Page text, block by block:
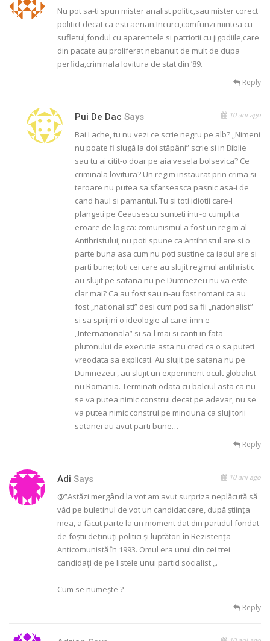
Nu pot sa-ti spun mister analist politic,sau mister corect
politict decat ca esti aerian.Incurci,comfunzi mintea cu
sufletul,fondul cu aparentele si patriotii cu jigodiile,care
din pacate au proliferat nebanuit de mult de dupa
perfida,criminala lovitura de stat din ’89.
Reply
Pui De Dac Says 10 ani ago
Bai Lache, tu nu vezi ce scrie negru pe alb? „Nimeni
nu poate fi slugă la doi stăpâni” scrie si in Biblie
sau tu ai citit-o doar pe aia vesela bolsevica? Ce
criminala lovitura? Un regim instaurat prin crima si
teroare nu putea sa sfarseasca pasnic asa-i de
cand haul si pamantul. Tu si toti idiotii care-l
plangeti pe Ceausescu sunteti intr-o cumplita
eroare de logica: comunismul a fost un regim al
Antihristului; nu poti spune ca Antihristul are si o
parte buna asa cum nu poti sustine ca iadul are si
parti bune; toti cei care au slujit regimul antihristic
au slujit pe satana nu pe Dumnezeu nu va este
clar mai? Ca au fost sau n-au fost romani ca au
fost „nationalisti” desi cum poti sa fii „nationalist”
si sa sprijini o ideologie al carei imn e
„Internationala” si sa-l mai si canti in fata
plutonului de executie asta nu cred ca o sa puteti
vreodata sa explicati. Au slujit pe satana nu pe
Dumnezeu , au slujit un experiment ocult globalist
nu Romania. Terminati odata cu balciul asta ca nu
se va putea nimic construi decat pe adevar, nu se
va putea nimic construi pe minciuna ca slujitorii
satanei au avut parti bune…
Reply
Adi Says 10 ani ago
@”Astăzi mergând la vot am avut surpriza neplăcută să
văd pe buletinul de vot un candidat care, după știința
mea, a făcut parte la un moment dat din partidul fondat
de foștii deținuți politici și luptători în Rezistența
Anticomunistă în 1993. Omul era unul din cei trei
candidați de pe listele unui partid socialist „.
==========
Cum se numește ?
Reply